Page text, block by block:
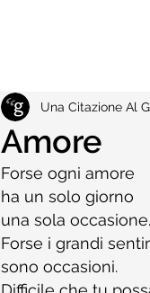
Amore
Una Citazione Al
Forse ogni amore
ha un solo giorno
una sola occasione.
Forse i grandi
sono occasioni.